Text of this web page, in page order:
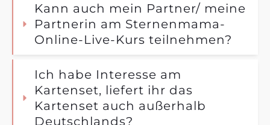
Kann auch mein Partner/ meine
Partnerin am Sternenmama-
Online-Live-Kurs teilnehmen?
Ich habe Interesse am
Kartenset, liefert ihr das
Kartenset auch außerhalb
Deutschlands?